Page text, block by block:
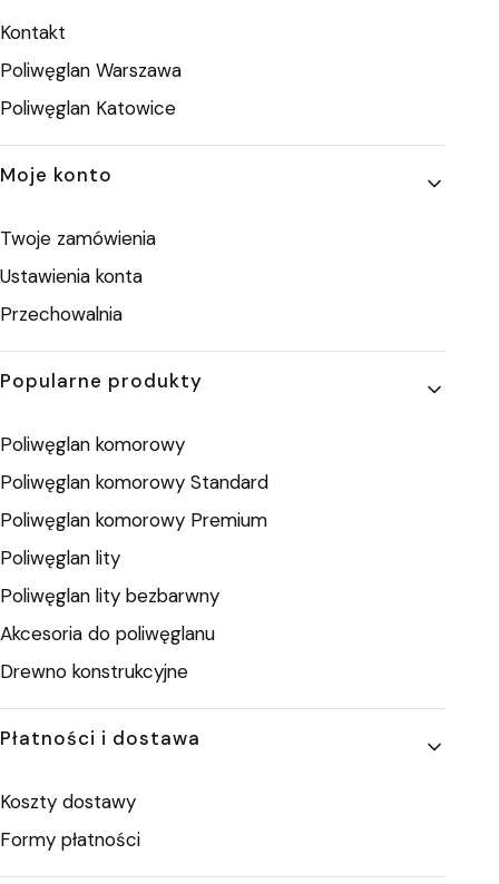
Kontakt
Poliwęglan Warszawa
Poliwęglan Katowice
Moje konto
Twoje zamówienia
Ustawienia konta
Przechowalnia
Popularne produkty
Poliwęglan komorowy
Poliwęglan komorowy Standard
Poliwęglan komorowy Premium
Poliwęglan lity
Poliwęglan lity bezbarwny
Akcesoria do poliwęglanu
Drewno konstrukcyjne
Płatności i dostawa
Koszty dostawy
Formy płatności